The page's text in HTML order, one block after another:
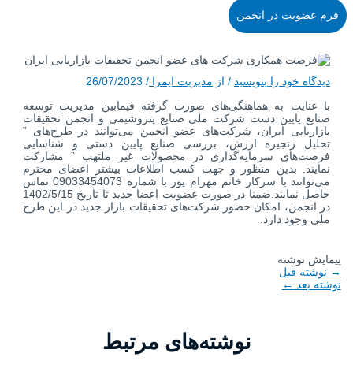
فرم عضویت در انجمن
دیدگاه‌ خود را بنویسید / از مدیریت ایمرا/
26/07/2023
با عنایت به هماهنگی‌های صورت گرفته فیمابین مدیریت توسعه
صنایع پایین دست شرکت ملی صنایع پتروشیمی و انجمن تحقیقات
بازاریابی ایران، شرکت‌های عضو انجمن می‌توانند در طرح‌های ”
تحلیل زنجیره ارزش، بررسی صنایع پایین دستی و شناسایی
فرصت‌های سرمایه‌گذاری در محصولات غیر ملتهب ” مشارکت
نمایند. بدین منظور و جهت کسب اطلاعات بیشتر اعضای محترم
می‌توانند با سرکار خانم مهرام پور با شماره 09033454073 تماس
حاصل نمایند.
ضمنا در صورت عضویت اعضا جدید تا تاریخ 1402/5/15
در انجمن، امکان حضور شرکت‌های تحقیقات بازار جدید در این طرح
ملی وجود دارد.
پیمایش نوشته
→ نوشته قبل
نوشته بعد ←
نوشته‌های مرتبط